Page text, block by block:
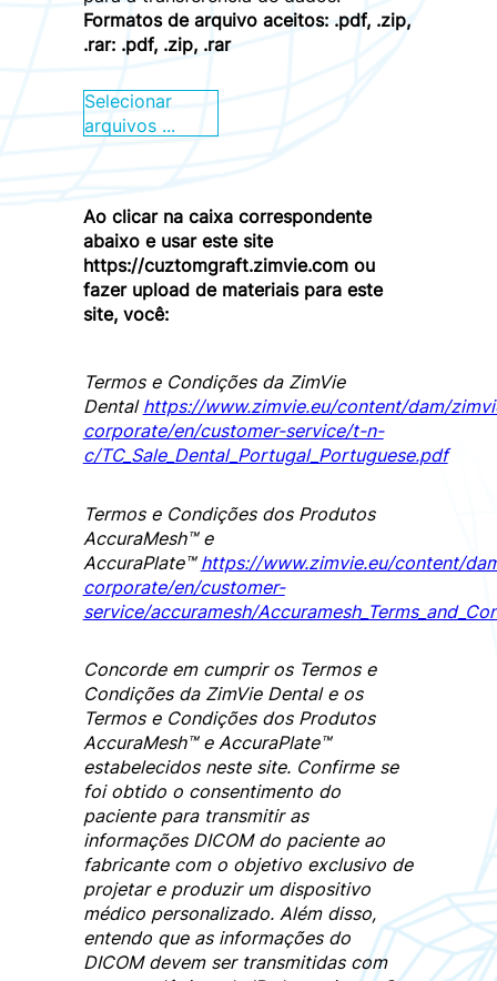
Formatos de arquivo aceitos: .pdf, .zip,
.rar: .pdf, .zip, .rar
Ao clicar na caixa correspondente
abaixo e usar este site
https://cuztomgraft.zimvie.com ou
fazer upload de materiais para este
site, você:
Termos e Condições da ZimVie
Dental https://www.zimvie.eu/content/dam/
corporate/en/customer-service/t-n-
c/TC_Sale_Dental_Portugal_Portuguese.pdf
Termos e Condições dos Produtos
AccuraMesh™ e
AccuraPlate™ https://www.zimvie.eu/content/
corporate/en/customer-
service/accuramesh/
Concorde em cumprir os Termos e
Condições da ZimVie Dental e os
Termos e Condições dos Produtos
AccuraMesh™ e AccuraPlate™
estabelecidos neste site. Confirme se
foi obtido o consentimento do
paciente para transmitir as
informações DICOM do paciente ao
fabricante com o objetivo exclusivo de
projetar e produzir um dispositivo
médico personalizado. Além disso,
entendo que as informações do
DICOM devem ser transmitidas com